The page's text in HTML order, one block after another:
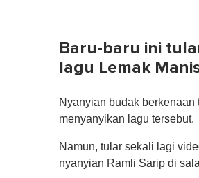
Baru-baru ini
lagu Lemak
Nyanyian budak
menyanyikan lagu tersebut.
Namun, tular sekali lagi
nyanyian Ramli Sarip di